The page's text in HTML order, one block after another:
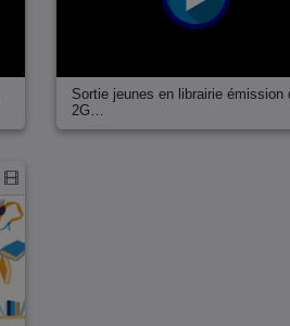
Sortie jeunes en librairie émission
2G…